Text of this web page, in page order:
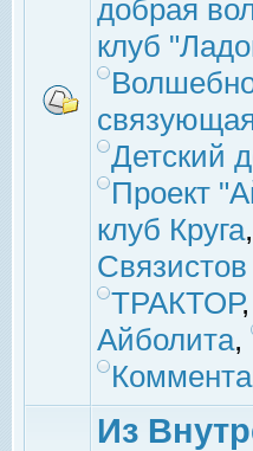
добрая
клуб
Детский
Проект
клуб Круга,
Связистов
ТРАКТОР,
Айболита,
Из